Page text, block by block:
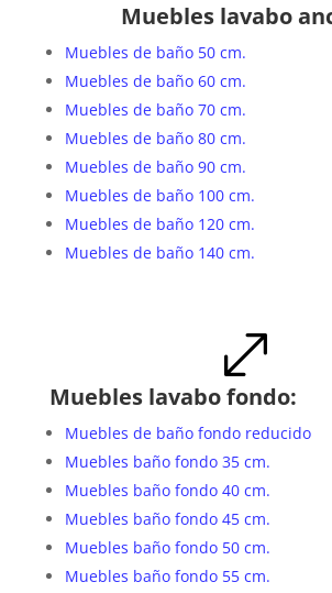
Muebles lavabo
Muebles de baño 50 cm.
Muebles de baño 60 cm.
Muebles de baño 70 cm.
Muebles de baño 80 cm.
Muebles de baño 90 cm.
Muebles de baño 100 cm.
Muebles de baño 120 cm.
Muebles de baño 140 cm.
.
Muebles lavabo fondo:
Muebles de baño fondo reducido
Muebles baño fondo 35 cm.
Muebles baño fondo 40 cm.
Muebles baño fondo 45 cm.
Muebles baño fondo 50 cm.
Muebles baño fondo 55 cm.